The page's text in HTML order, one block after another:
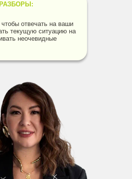
отвечать на ваши
текущую ситуацию на
неочевидные